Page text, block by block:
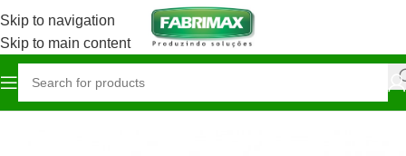
Skip to navigation
Skip to main content
Início Agronegócio / Campo